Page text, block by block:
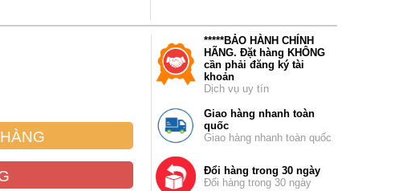
*****BẢO HÀNH CHÍNH
HÃNG. Đặt hàng KHÔNG
cần phải đăng ký tài
khoản
Dịch vụ uy tín
Giao hàng nhanh toàn
quốc
Giao hàng nhanh toàn quốc
Đổi hàng trong 30 ngày
Đổi hàng trong 30 ngày